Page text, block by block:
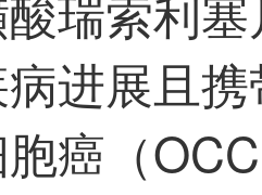
进展且
癌（